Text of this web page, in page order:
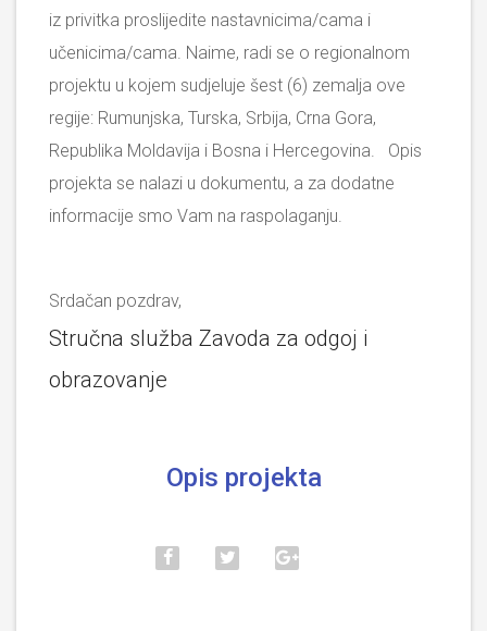
iz privitka proslijedite nastavnicima/cama i
učenicima/cama. Naime, radi se o regionalnom
projektu u kojem sudjeluje šest (6) zemalja ove
regije: Rumunjska, Turska, Srbija, Crna Gora,
Republika Moldavija i Bosna i Hercegovina. Opis
projekta se nalazi u dokumentu, a za dodatne
informacije smo Vam na raspolaganju.
Srdačan pozdrav,
Stručna služba Zavoda za odgoj i
obrazovanje
Opis projekta